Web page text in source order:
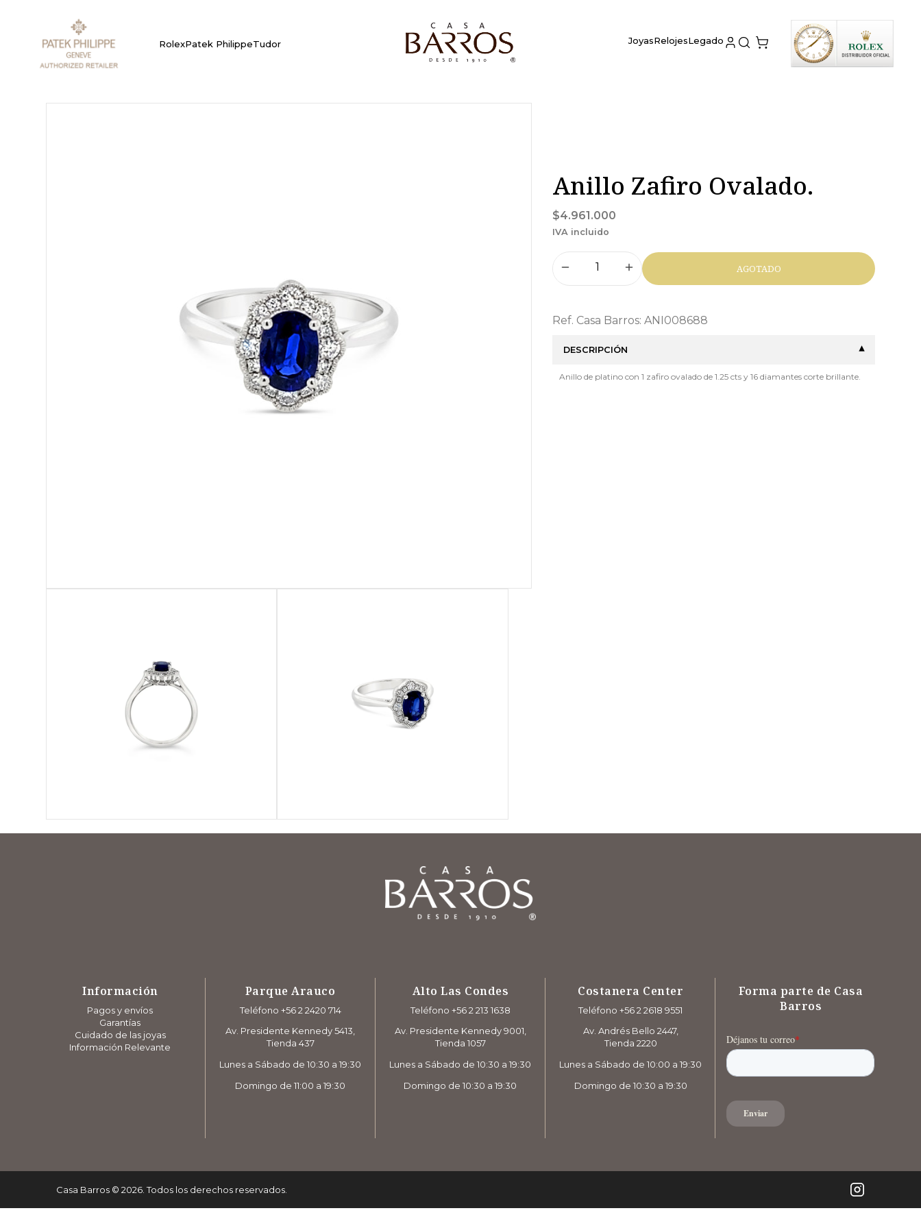
RolexPatek PhilippeTudor JoyasRelojesLegado
Anillo Zafiro Ovalado.
$4.961.000
IVA incluido
AGOTADO
Ref. Casa Barros: ANI008688
DESCRIPCIÓN
Anillo de platino con 1 zafiro ovalado de 1.25 cts y 16 diamantes corte brillante.
Información
Pagos y envíos
Garantías
Cuidado de las joyas
Información Relevante
Parque Arauco
Teléfono +56 2 2420 714
Av. Presidente Kennedy 5413,
Tienda 437
Lunes a Sábado de 10:30 a 19:30
Domingo de 11:00 a 19:30
Alto Las Condes
Teléfono +56 2 213 1638
Av. Presidente Kennedy 9001,
Tienda 1057
Lunes a Sábado de 10:30 a 19:30
Domingo de 10:30 a 19:30
Costanera Center
Teléfono +56 2 2618 9551
Av. Andrés Bello 2447,
Tienda 2220
Lunes a Sábado de 10:00 a 19:30
Domingo de 10:30 a 19:30
Forma parte de Casa
Barros
Casa Barros© 2026. Todos los derechos reservados.